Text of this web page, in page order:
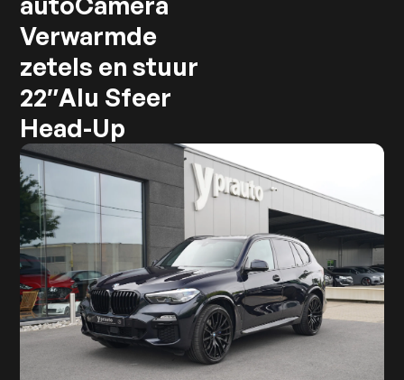
Verwarmde
zetels en stuur
22″Alu Sfeer
Head-Up